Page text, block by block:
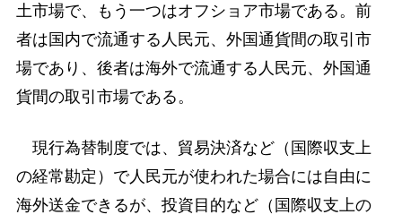
土市場で、もう一つはオフショア市場である。前
者は国内で流通する人民元、外国通貨間の取引市
場であり、後者は海外で流通する人民元、外国通
貨間の取引市場である。
現行為替制度では、貿易決済など（国際収支上
の経常勘定）で人民元が使われた場合には自由に
海外送金できるが、投資目的など（国際収支上の